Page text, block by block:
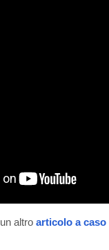
un altro articolo a caso